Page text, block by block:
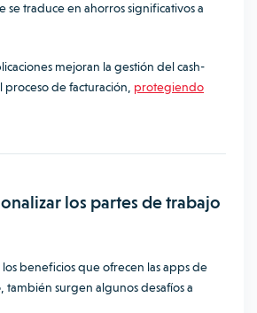
se traduce en ahorros significativos a
mejoran la gestión del cash-
de facturación, protegiendo
los partes de trabajo
beneficios que ofrecen las apps de
también surgen algunos desafíos a